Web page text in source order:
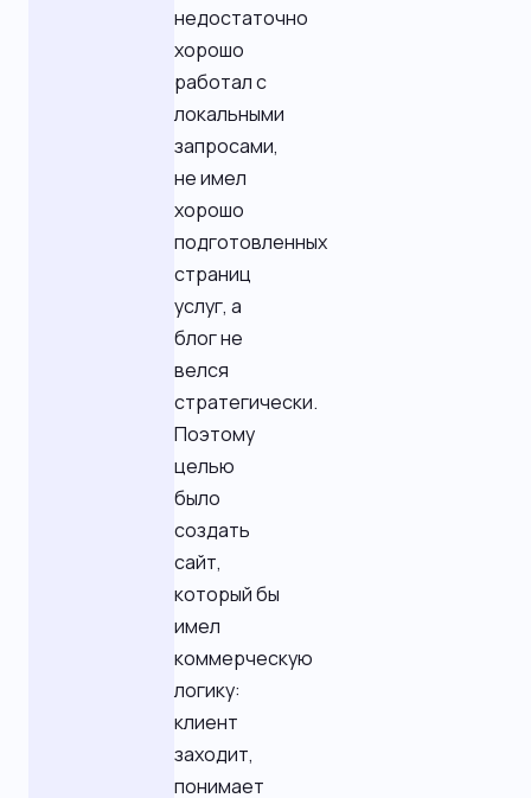
недостаточно
хорошо
работал с
локальными
запросами,
не имел
хорошо
подготовленных
страниц
услуг, а
блог не
велся
стратегически.
Поэтому
целью
было
создать
сайт,
который бы
имел
коммерческую
логику:
клиент
заходит,
понимает